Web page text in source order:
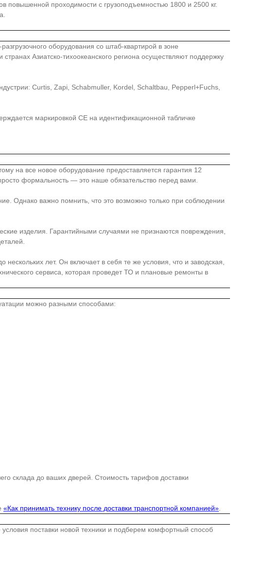
повышенной проходимости с грузоподъемностью 1800 и 2500 кг.
оборудования со штаб-квартирой в зоне
Азиатско-тихоокеанского региона осуществляют поддержку
Curtis, Zapi, Schabmuller, Kordel, Schaltbau, Pepperl+Fuchs,
маркировкой СЕ на идентификационной табличке
на все новое оборудование предоставляется гарантия 12
формальность — это наше обязательство перед вами.
Однако важно помнить, что это возможно только при соблюдении
изделия. Гарантийными случаями не признаются повреждения,
лет. Он включает в себя те же условия, что и заводская,
сервиса, которая проведет ТО и плановые ремонты в
можно разными способами:
склада до ваших дверей. Стоимость тарифов доставки
«Как принимать технику после доставки транспортной компанией»
поставки новой техники и подберем комфортный способ